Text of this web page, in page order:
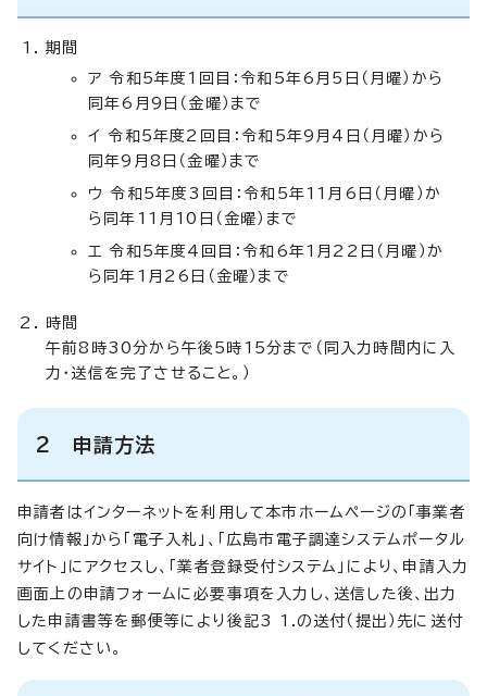
期間
ア 令和5年度1回目：令和5年6月5日（月曜）から
同年6月9日（金曜）まで
イ 令和5年度2回目：令和5年9月4日（月曜）から
同年9月8日（金曜）まで
ウ 令和5年度3回目：令和5年11月6日（月曜）か
ら同年11月10日（金曜）まで
エ 令和5年度4回目：令和6年1月22日（月曜）か
ら同年1月26日（金曜）まで
時間
午前8時30分から午後5時15分まで（同入力時間内に入
力・送信を完了させること。）
2 申請方法
申請者はインターネットを利用して本市ホームページの「事業者
向け情報」から「電子入札」、「広島市電子調達システムポータル
サイト」にアクセスし、「業者登録受付システム」により、申請入力
画面上の申請フォームに必要事項を入力し、送信した後、出力
した申請書等を郵便等により後記3 1.の送付（提出）先に送付
してください。